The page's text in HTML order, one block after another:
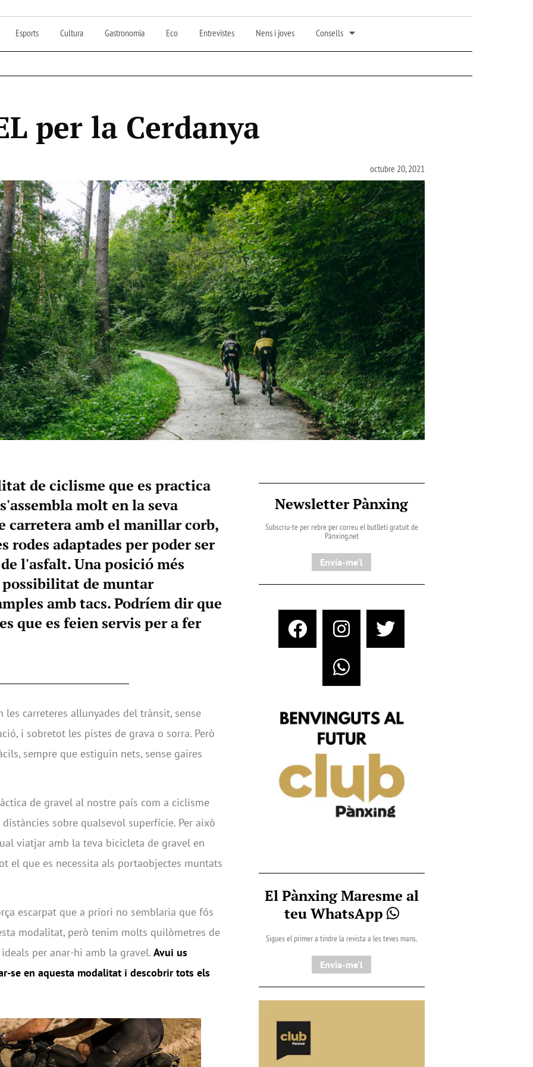
Esports Cultura Gastronomia Eco Entrevistes Nens i joves Consells
per la Cerdanya
octubre 20, 2021
de ciclisme que es practica
molt en la seva
carretera amb el manillar corb,
rodes adaptades per poder ser
l'asfalt. Una posició més
de muntar
amb tacs. Podríem dir que
que es feien servis per a fer
les carreteres allunyades del trànsit, sense
i sobretot les pistes de grava o sorra. Però
sempre que estiguin nets, sense gaires
de gravel al nostre país com a ciclisme
sobre qualsevol superfície. Per això
viatjar amb la teva bicicleta de gravel en
el que es necessita als portaobjectes muntats
escarpat que a priori no semblaria que fós
modalitat, però tenim molts quilòmetres de
per anar-hi amb la gravel. Avui us
se en aquesta modalitat i descobrir tots els
Newsletter Pànxing
Subscriu-te per rebre per correu el butlletí gratuït de
Pànxing.net​
Envia-me'l
El Pànxing Maresme al
teu WhatsApp
Sigues el primer a tindre la revista a les teves mans.
Envia-me'l